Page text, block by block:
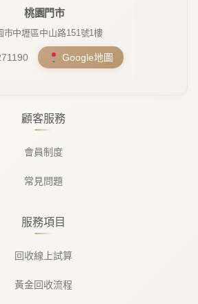
顧客服務
會員制度
常見問題
服務項目
回收線上試算
黃金回收流程
桃園門市
市中壢區中山路151號1樓
Google地圖